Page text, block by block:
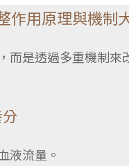
作用原理與機制
而是透過多重機制來
液流量。